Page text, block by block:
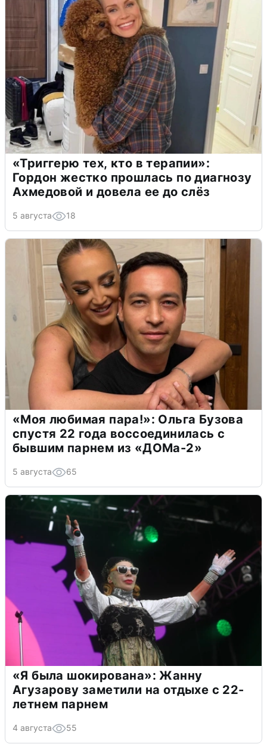
«Триггерю тех, кто в терапии»:
Гордон жестко прошлась по диагнозу
Ахмедовой и довела ее до слёз
5 августа 18
«Моя любимая пара!»: Ольга Бузова
спустя 22 года воссоединилась с
бывшим парнем из «ДОМа-2»
5 августа 65
«Я была шокирована»: Жанну
Агузарову заметили на отдыхе с 22-
летнем парнем
4 августа 55